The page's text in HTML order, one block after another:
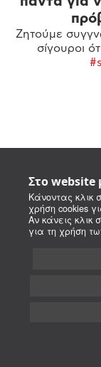
Στο website
Κάνοντας κλικ
χρήση cookies
Αν κάνεις κλικ
για τη χρήση
Ζητούμε
σίγουροι